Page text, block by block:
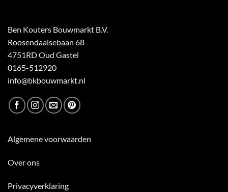
Ben Kouters Bouwmarkt B.V.
Roosendaalsebaan 68
4751RD Oud Gastel
0165-512920
info@bkbouwmarkt.nl
Algemene voorwaarden
Over ons
Privacyverklaring